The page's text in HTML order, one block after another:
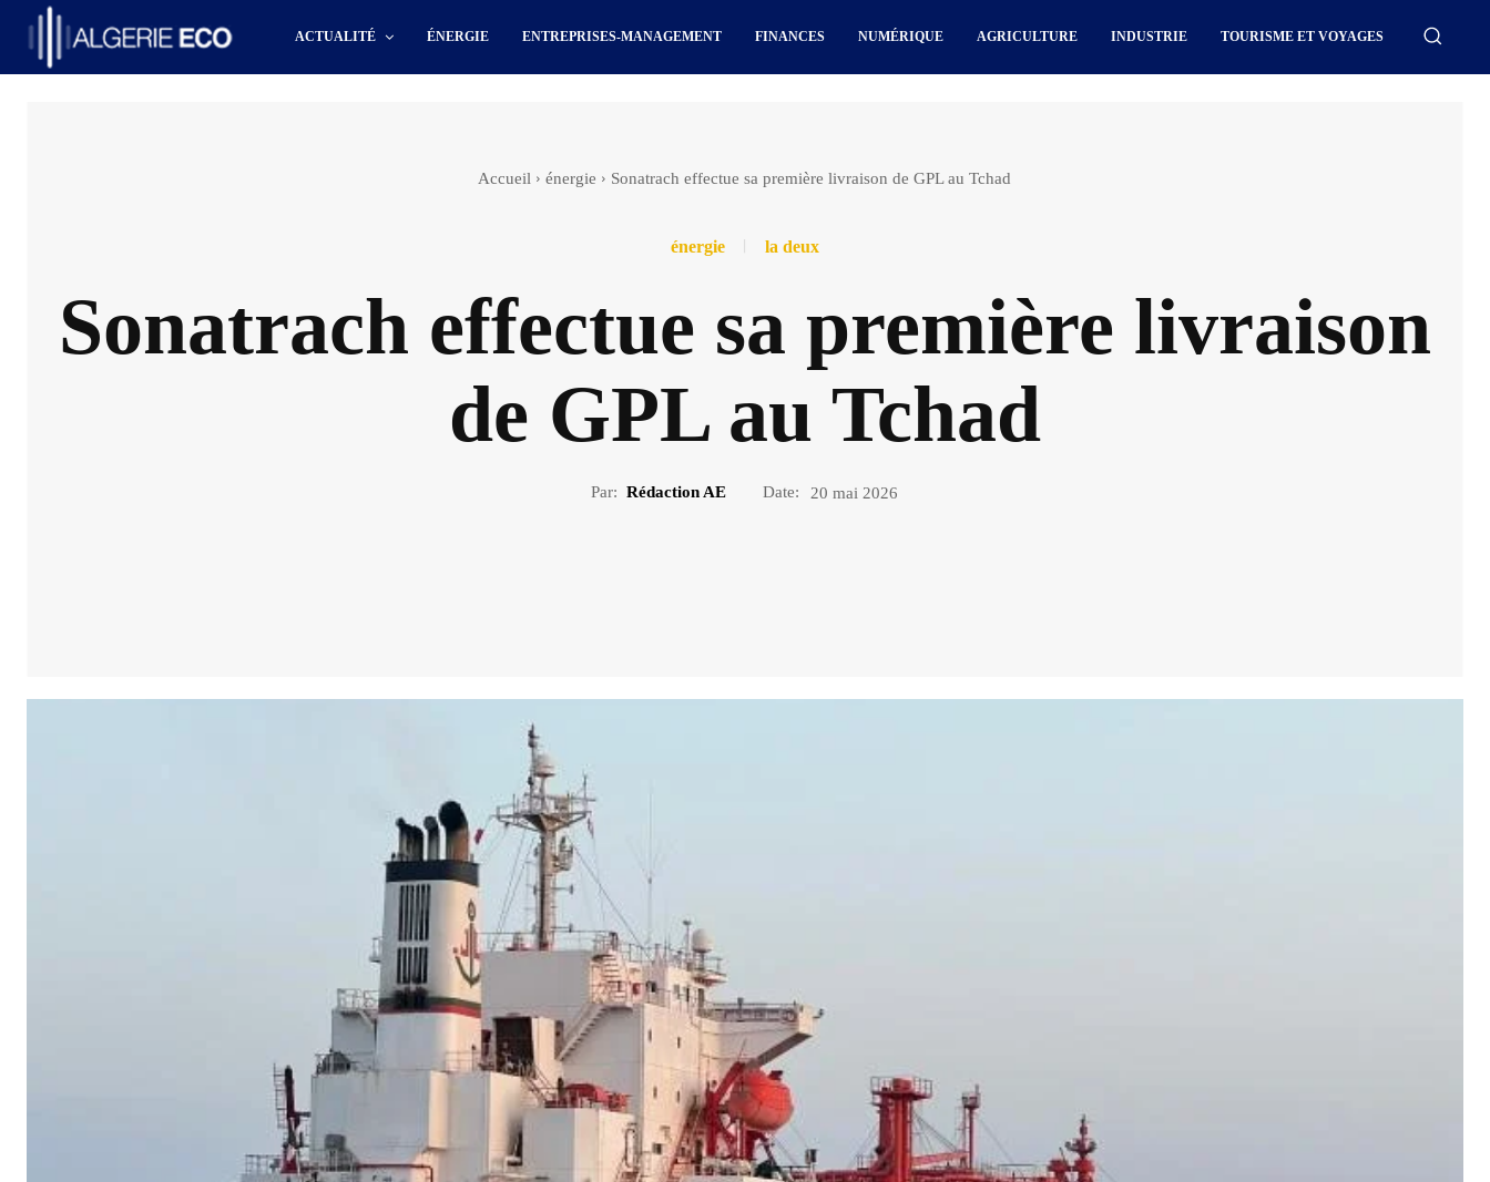
ACTUALITÉ ÉNERGIE ENTREPRISES-MANAGEMENT FINANCES NUMÉRIQUE AGRICULTURE INDUSTRIE TOURISME ET VOYAGES
Accueil énergie Sonatrach effectue sa première livraison de GPL au Tchad
énergie la deux
Sonatrach effectue sa première livraison
de GPL au Tchad
Par: Rédaction AE Date: 20 mai 2026